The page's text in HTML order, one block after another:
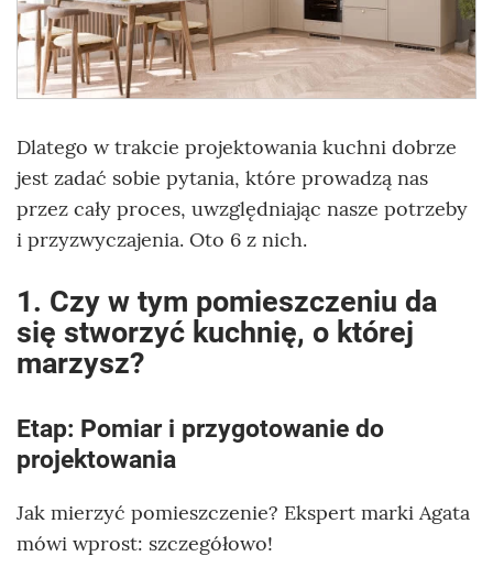
Dlatego w trakcie projektowania kuchni dobrze
jest zadać sobie pytania, które prowadzą nas
przez cały proces, uwzględniając nasze potrzeby
i przyzwyczajenia. Oto 6 z nich.
1. Czy w tym pomieszczeniu da
się stworzyć kuchnię, o której
marzysz?
Etap: Pomiar i przygotowanie do
projektowania
Jak mierzyć pomieszczenie? Ekspert marki Agata
mówi wprost: szczegółowo!